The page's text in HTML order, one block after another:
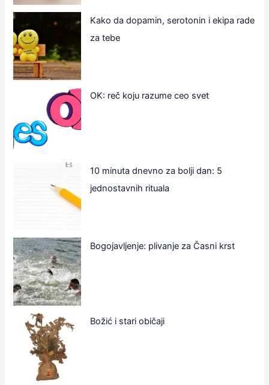
Kako da dopamin, serotonin i ekipa rade
za tebe
OK: reč koju razume ceo svet
10 minuta dnevno za bolji dan: 5
jednostavnih rituala
Bogojavljenje: plivanje za Časni krst
Božić i stari običaji